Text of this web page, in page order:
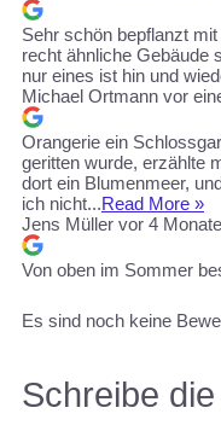
Sehr schön bepflanzt
recht ähnliche Gebäude
nur eines ist hin und
Michael Ortmann vor
Orangerie ein
geritten wurde, erzählte
dort ein Blumenmeer,
ich nicht...Read More »
Jens Müller vor 4
Von oben im Sommer
Es sind noch keine
Schreibe